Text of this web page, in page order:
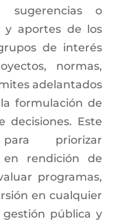
sugerencias o
y aportes de los
de interés
normas,
adelantados
formulación de
decisiones. Este
priorizar
rendición de
programas,
en cualquier
pública y